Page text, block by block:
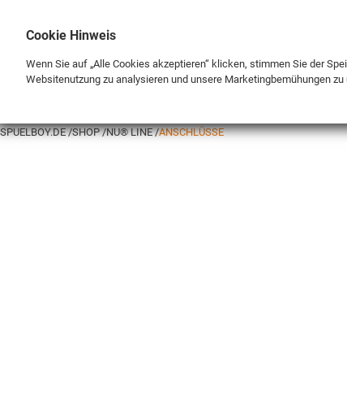
SPUELBOY.DE SHOP NU® LINE ANSCHLÜSSE
Cookie Hinweis
Wenn Sie auf „Alle Cookies akzeptieren“ klicken, stimmen Sie der
Websitenutzung zu analysieren und unsere Marketingbemühungen zu